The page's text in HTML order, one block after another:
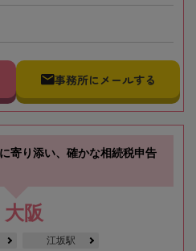
事務所にメールする
寄り添い、確かな相続税申告
阪
江坂駅